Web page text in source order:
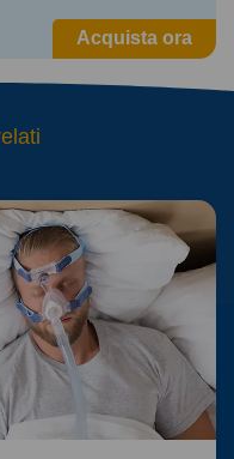
Acquista ora